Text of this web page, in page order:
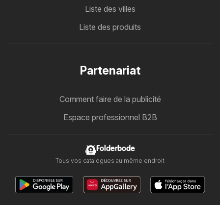
Liste des villes
Liste des produits
Partenariat
Comment faire de la publicité
Espace professionnel B2B
Folderbode
Tous vos catalogues au même endroit